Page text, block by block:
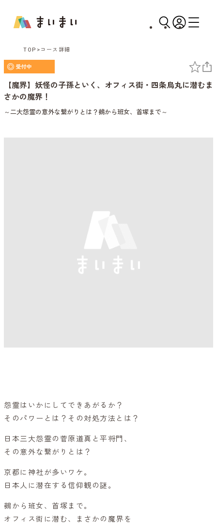
TOP コース詳細
【魔界】妖怪の子孫といく、オフィス街・四条烏丸に潜むま
さかの魔界！
～二大怨霊の意外な繋がりとは？鵺から班女、首塚まで～
怨霊はいかにしてできあがるか？
そのパワーとは？その対処方法とは？
日本三大怨霊の菅原道真と平将門、
その意外な繋がりとは？
京都に神社が多いワケ。
日本人に潜在する信仰観の謎。
鵺から班女、首塚まで。
オフィス街に潜む、まさかの魔界を